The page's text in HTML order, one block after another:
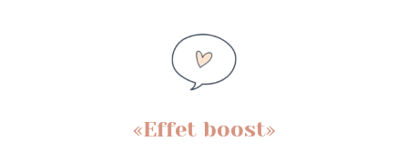
«Effet boost»